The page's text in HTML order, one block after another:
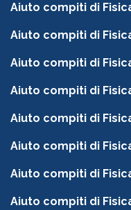
Aiuto compiti di
Aiuto compiti di
Aiuto compiti di
Aiuto compiti di
Aiuto compiti di
Aiuto compiti di
Aiuto compiti di
Aiuto compiti di